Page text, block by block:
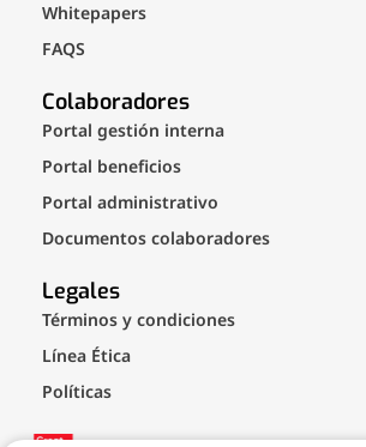
Whitepapers
FAQS
Colaboradores
Portal gestión interna
Portal beneficios
Portal administrativo
Documentos colaboradores
Legales
Términos y condiciones
Línea Ética
Políticas